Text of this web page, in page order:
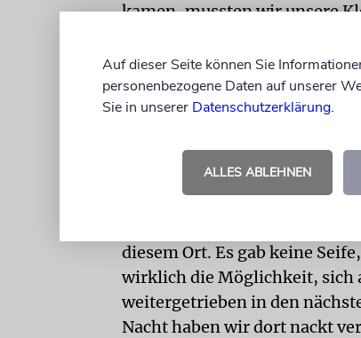
kamen, mussten wir unsere
ich mit meinen Augen tun
betrachten. Der Raum war
Häftlinge in einer Reihe, die
Der 87-Jährige weiß noch,
diesem Ort. Es gab keine
wirklich die Möglichkeit, sich
weitergetrieben in den
Nacht haben wir dort nackt
Auf dieser Seite können Sie
personenbezogene Daten auf unserer
Sie in unserer Datenschutzerklärung.
ALLES ABLEHNEN